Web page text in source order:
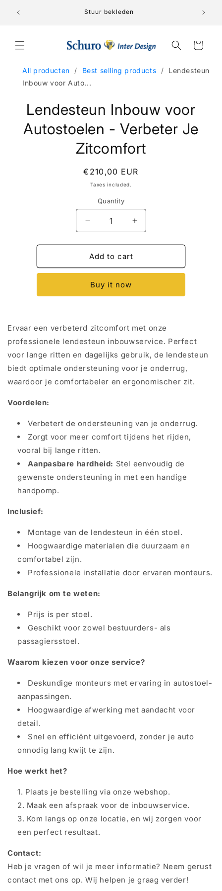
content
Stuur bekleden
Cart
All producten / Best selling products /
Lendesteun
Inbouw voor Auto...
Skip to
productLendesteun Inbouw voor
Autostoelen - Verbeter Je
Zitcomfort
Regular
price
€210,00 EUR
Taxes included.
Quantity
Decrease
quantity
for
Lendesteun
Inbouw
Autostoelen
-
Zitcomfort
Increase
quantity
for
Inbouw
-
Zitcomfort
Add to cart
Buy it now
Ervaar een verbeterd zitcomfort met onze
professionele lendesteun inbouwservice. Perfect
voor lange ritten en dagelijks gebruik, de lendesteun
biedt optimale ondersteuning voor je onderrug,
waardoor je comfortabeler en ergonomischer zit.
Voordelen:
Verbetert de ondersteuning van je onderrug.
Zorgt voor meer comfort tijdens het rijden,
vooral bij lange ritten.
Aanpasbare hardheid: Stel eenvoudig de
gewenste ondersteuning in met een handige
handpomp.
Inclusief:
Montage van de lendesteun in één stoel.
Hoogwaardige materialen die duurzaam en
comfortabel zijn.
Professionele installatie door ervaren monteurs.
Belangrijk om te weten:
Prijs is per stoel.
Geschikt voor zowel bestuurders- als
passagiersstoel.
Waarom kiezen voor onze service?
Deskundige monteurs met ervaring in autostoel-
aanpassingen.
Hoogwaardige afwerking met aandacht voor
detail.
Snel en efficiënt uitgevoerd, zonder je auto
onnodig lang kwijt te zijn.
Hoe werkt het?
Plaats je bestelling via onze webshop.
Maak een afspraak voor de inbouwservice.
Kom langs op onze locatie, en wij zorgen voor
een perfect resultaat.
Contact:
Heb je vragen of wil je meer informatie? Neem gerust
contact met ons op. Wij helpen je graag verder!